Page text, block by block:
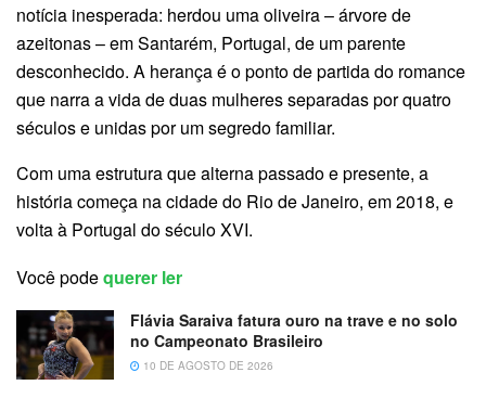
notícia inesperada: herdou uma oliveira – árvore de
azeitonas – em Santarém, Portugal, de um parente
desconhecido. A herança é o ponto de partida do romance
que narra a vida de duas mulheres separadas por quatro
séculos e unidas por um segredo familiar.
Com uma estrutura que alterna passado e presente, a
história começa na cidade do Rio de Janeiro, em 2018, e
volta à Portugal do século XVI.
Você podequerer ler
Flávia Saraiva fatura ouro na trave e no solo
no Campeonato Brasileiro
10 DE AGOSTO DE 2026